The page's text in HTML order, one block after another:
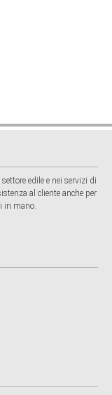
edile e nei servizi di
al cliente anche per
in mano.